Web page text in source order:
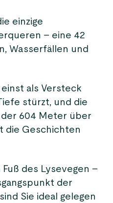
einzige
– eine 42
Wasserfällen und
als Versteck
stürzt, und die
604 Meter über
die Geschichten
des Lysevegen –
der
Sie ideal gelegen